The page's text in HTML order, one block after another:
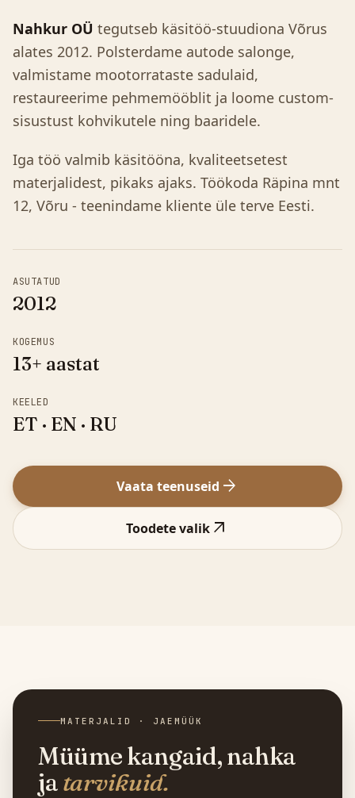
Nahkur OÜ tegutseb käsitöö-stuudiona Võrus
alates 2012. Polsterdame autode salonge,
valmistame mootorrataste sadulaid,
restaureerime pehmemööblit ja loome custom-
sisustust kohvikutele ning baaridele.
Iga töö valmib käsitööna, kvaliteetsetest
materjalidest, pikaks ajaks. Töökoda Räpina mnt
12, Võru - teenindame kliente üle terve Eesti.
ASUTATUD
2012
KOGEMUS
13+ aastat
KEELED
ET · EN · RU
Vaata teenuseid arrow_forward
Toodete valik arrow_outward
MATERJALID · JAEMÜÜK
Müüme kangaid, nahka
jatarvikuid.